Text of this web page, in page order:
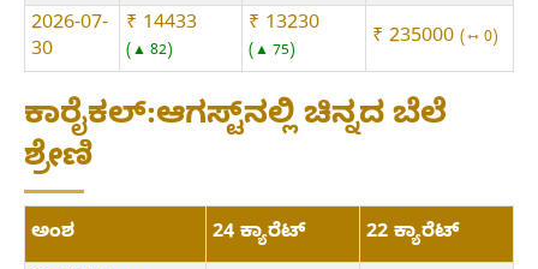
2026-07-
30
₹ 14433
▲ 82
₹ 13230
▲ 75 ₹ 235000 ⇿ 0
ಕಾರೈಕಲ್:ಆಗಸ್ಟ್‌ನಲ್ಲಿ ಚಿನ್ನದ ಬೆಲೆ
ಶ್ರೇಣಿ
ಅಂಶ 24 ಕ್ಯಾರೆಟ್
22 ಕ್ಯಾರೆಟ್